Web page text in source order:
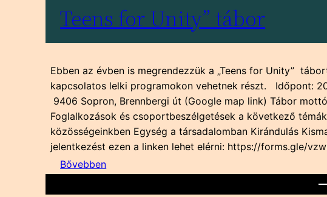
Teens for Unity” tábor
Ebben az évben is megrendezzük a „Teens for Unity”
kapcsolatos lelki programokon vehetnek részt. Időpont:
9406 Sopron, Brennbergi út (Google map link) Tábor
Foglalkozások és csoportbeszélgetések a következő
közösségeinkben Egység a társadalomban Kirándulás
jelentkezést ezen a linken lehet elérni: https://forms.gle/
Bővebben:
for